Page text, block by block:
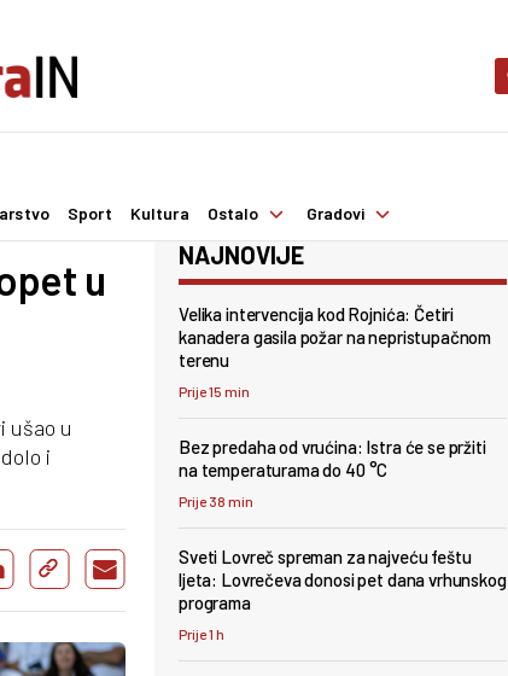
Sport Kultura Ostalo Gradovi
u
ušao u
i
NAJNOVIJE
Velika intervencija kod Rojnića: Četiri
kanadera gasila požar na nepristupačnom
terenu
Prije 15 min
Bez predaha od vrućina: Istra će se pržiti
na temperaturama do 40 °C
Prije 38 min
Sveti Lovreč spreman za najveću feštu
ljeta: Lovrečeva donosi pet dana vrhunskog
programa
Prije 1 h